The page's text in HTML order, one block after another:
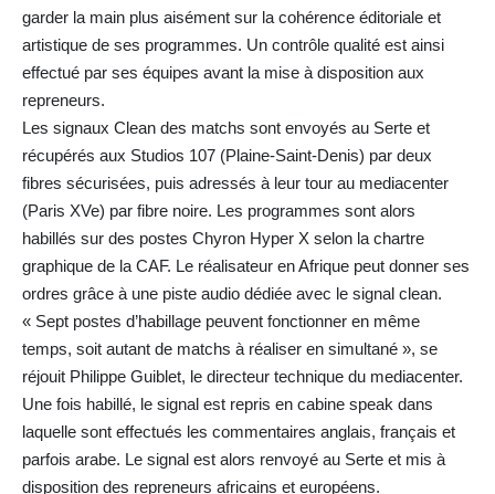
garder la main plus aisément sur la cohérence éditoriale et
artistique de ses programmes. Un contrôle qualité est ainsi
effectué par ses équipes avant la mise à disposition aux
repreneurs.
Les signaux Clean des matchs sont envoyés au Serte et
récupérés aux Studios 107 (Plaine-Saint-Denis) par deux
fibres sécurisées, puis adressés à leur tour au mediacenter
(Paris XVe) par fibre noire. Les programmes sont alors
habillés sur des postes Chyron Hyper X selon la chartre
graphique de la CAF. Le réalisateur en Afrique peut donner ses
ordres grâce à une piste audio dédiée avec le signal clean.
« Sept postes d’habillage peuvent fonctionner en même
temps, soit autant de matchs à réaliser en simultané », se
réjouit Philippe Guiblet, le directeur technique du mediacenter.
Une fois habillé, le signal est repris en cabine speak dans
laquelle sont effectués les commentaires anglais, français et
parfois arabe. Le signal est alors renvoyé au Serte et mis à
disposition des repreneurs africains et européens.